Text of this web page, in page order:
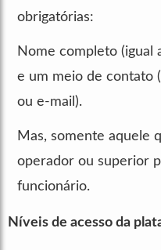
obrigatórias:
Nome completo (igual
e um meio de contato
ou e-mail).
Mas, somente aquele
operador ou superior
funcionário.
Níveis de acesso da